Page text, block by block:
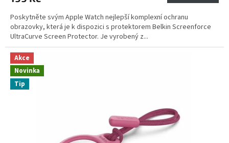
Poskytněte svým Apple Watch nejlepší komplexní ochranu
obrazovky, která je k dispozici s protektorem Belkin Screenforce
UltraCurve Screen Protector. Je vyrobený z...
Akce
Novinka
Tip